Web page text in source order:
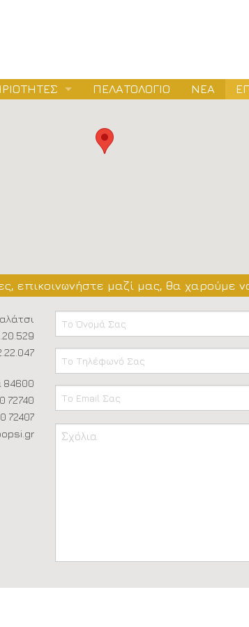
ΠΕΛΑΤΟΛΟΓΙΟ ΝΕΑ
επικοινωνήστε μαζί μας, θα χαρούμε
84600
72740
72407
Please